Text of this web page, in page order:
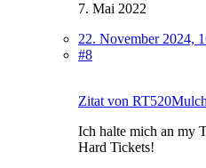
7. Mai 2022
22. November 2024,
#8
Zitat von
Ich halte mich an my
Hard Tickets!